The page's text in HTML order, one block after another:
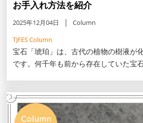
お手入れ方法を紹介
2025年12月04日
Column
TJFES Column
宝石「琥珀」は、古代の植物の樹液が
です。何千年も前から存在していた宝
紹介します。